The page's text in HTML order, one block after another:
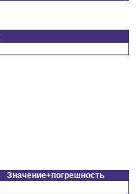
Значение+погрешность